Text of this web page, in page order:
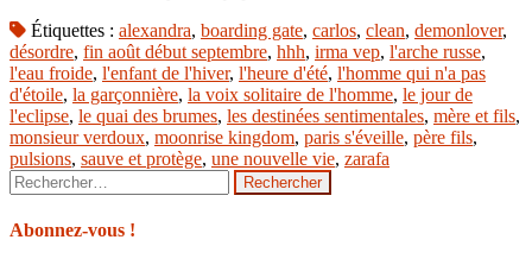
Étiquettes : alexandra, boarding gate, carlos, clean, demonlover,
désordre, fin août début septembre, hhh, irma vep, l'arche russe,
l'eau froide, l'enfant de l'hiver, l'heure d'été, l'homme qui n'a pas
d'étoile, la garçonnière, la voix solitaire de l'homme, le jour de
l'eclipse, le quai des brumes, les destinées sentimentales, mère et fils,
monsieur verdoux, moonrise kingdom, paris s'éveille, père fils,
pulsions, sauve et protège, une nouvelle vie, zarafa
Rechercher :
Abonnez-vous !